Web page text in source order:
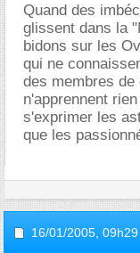
Quand des
glissent dans la
bidons sur les
qui ne
des membres de
n'apprennent
s'exprimer les
que les
16/01/2005, 09h29